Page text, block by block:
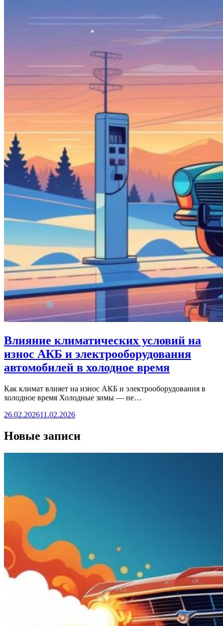
Влияние климатических условий на
износ АКБ и электрооборудования
автомобилей в холодное время
Как климат влияет на износ АКБ и электрооборудования в
холодное время Холодные зимы — не…
26.02.202611.02.2026
Новые записи